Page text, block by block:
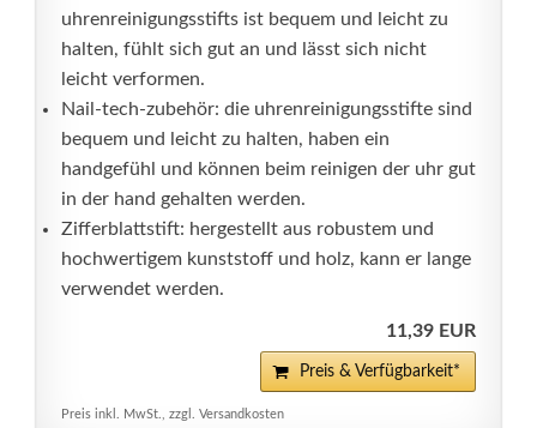
uhrenreinigungsstifts ist bequem und leicht zu
halten, fühlt sich gut an und lässt sich nicht
leicht verformen.
Nail-tech-zubehör: die uhrenreinigungsstifte sind
bequem und leicht zu halten, haben ein
handgefühl und können beim reinigen der uhr gut
in der hand gehalten werden.
Zifferblattstift: hergestellt aus robustem und
hochwertigem kunststoff und holz, kann er lange
verwendet werden.
11,39 EUR
Preis & Verfügbarkeit*
Preis inkl. MwSt., zzgl. Versandkosten